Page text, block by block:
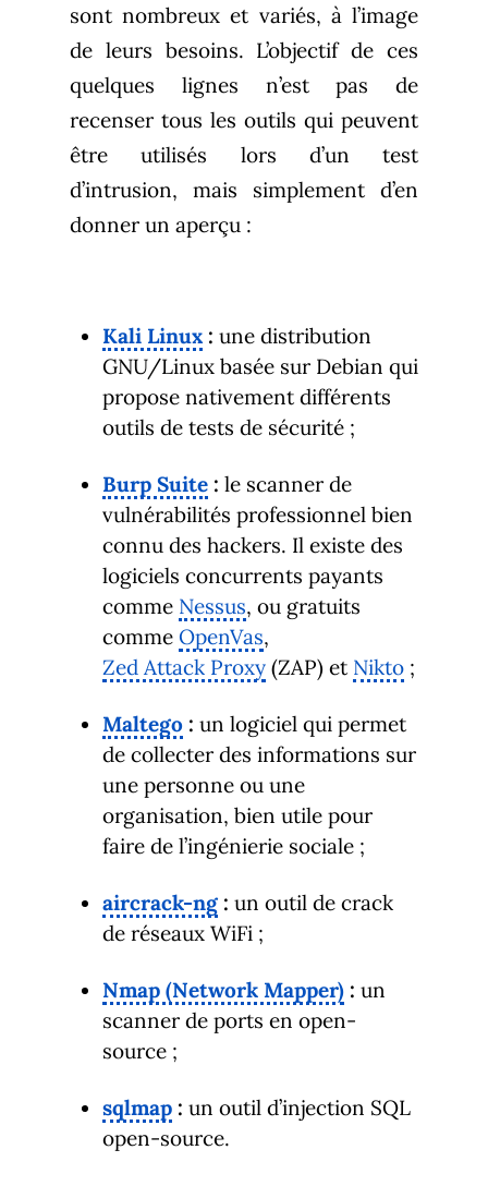
sont nombreux et variés, à l’image
de leurs besoins. L’objectif de ces
quelques lignes n’est pas de
recenser tous les outils qui peuvent
être utilisés lors d’un test
d’intrusion, mais simplement d’en
donner un aperçu :
Kali Linux: une distribution
GNU/Linux basée sur Debian qui
propose nativement différents
outils de tests de sécurité ;
Burp Suite : le scanner de
vulnérabilités professionnel bien
connu des hackers. Il existe des
logiciels concurrents payants
comme Nessus, ou gratuits
comme OpenVas,
Zed Attack Proxy (ZAP) et Nikto ;
Maltego : un logiciel qui permet
de collecter des informations sur
une personne ou une
organisation, bien utile pour
faire de l’ingénierie sociale ;
aircrack-ng : un outil de crack
de réseaux WiFi ;
Nmap (Network Mapper) : un
scanner de ports en open-
source ;
sqlmap : un outil d’injection SQL
open-source.